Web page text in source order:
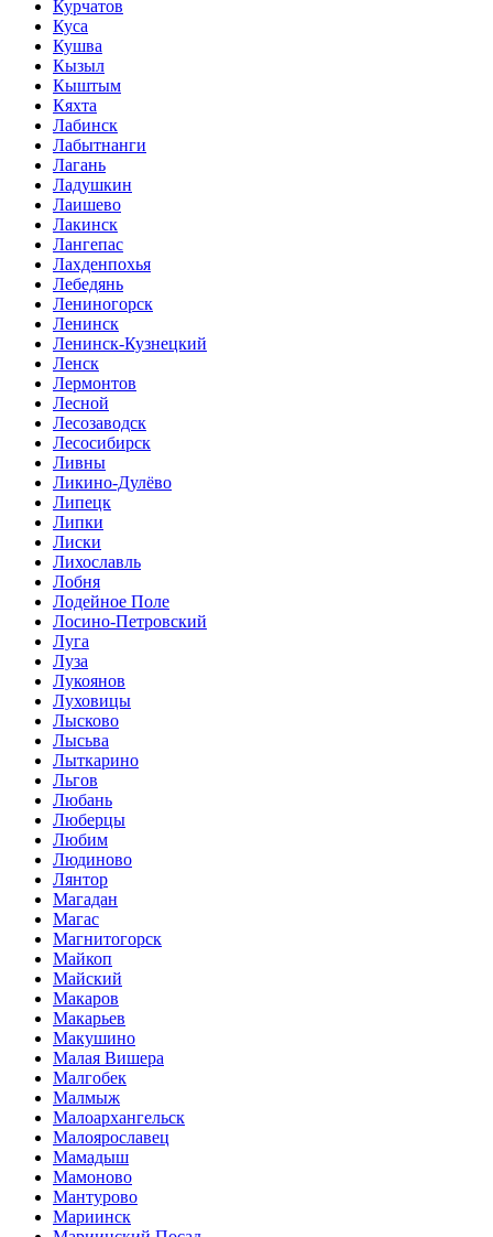
Курчатов
Куса
Кушва
Кызыл
Кыштым
Кяхта
Лабинск
Лабытнанги
Лагань
Ладушкин
Лаишево
Лакинск
Лангепас
Лахденпохья
Лебедянь
Лениногорск
Ленинск
Ленинск-Кузнецкий
Ленск
Лермонтов
Лесной
Лесозаводск
Лесосибирск
Ливны
Ликино-Дулёво
Липецк
Липки
Лиски
Лихославль
Лобня
Лодейное Поле
Лосино-Петровский
Луга
Луза
Лукоянов
Луховицы
Лысково
Лысьва
Лыткарино
Льгов
Любань
Люберцы
Любим
Людиново
Лянтор
Магадан
Магас
Магнитогорск
Майкоп
Майский
Макаров
Макарьев
Макушино
Малая Вишера
Малгобек
Малмыж
Малоархангельск
Малоярославец
Мамадыш
Мамоново
Мантурово
Мариинск